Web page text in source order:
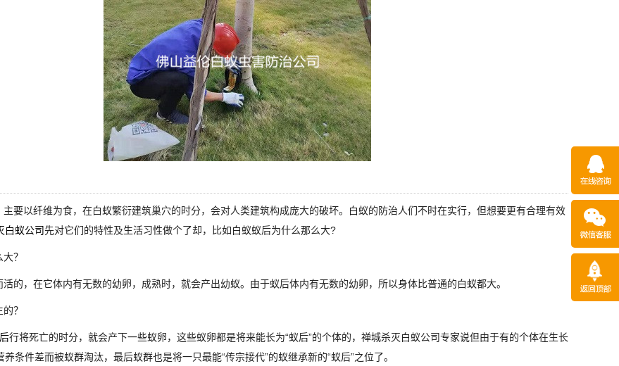
要以纤维为食，在白蚁繁衍建筑巢穴的时分，会对人类建筑构成庞大的破坏。白蚁的防治人们不时在实行，但想要更有合理有效
白蚁公司先对它们的特性及生活习性做个了却，比如白蚁蚁后为什么那么大?
？
的，在它体内有无数的幼卵，成熟时，就会产出幼蚁。由于蚁后体内有无数的幼卵，所以身体比普通的白蚁都大。
？
行将死亡的时分，就会产下一些蚁卵，这些蚁卵都是将来能长为“蚁后”的个体的，禅城杀灭白蚁公司专家说但由于有的个体在生长
条件差而被蚁群淘汰，最后蚁群也是将一只最能“传宗接代”的蚁继承新的“蚁后”之位了。